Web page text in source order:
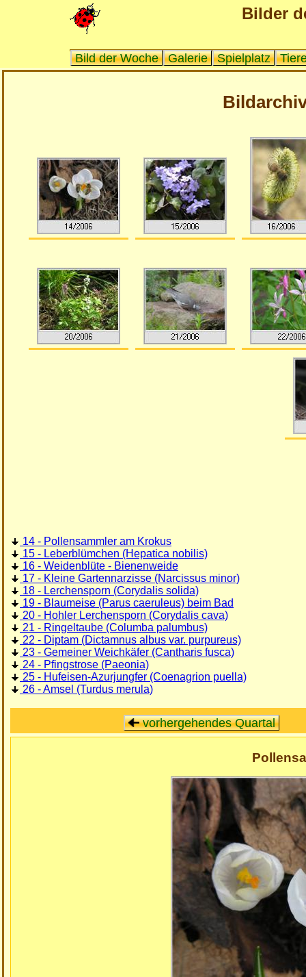
Bilder
Bild der Woche Galerie Spielplatz
14 - Pollensammler am Krokus
15 - Leberblümchen (Hepatica nobilis)
16 - Weidenblüte - Bienenweide
17 - Kleine Gartennarzisse (Narcissus minor)
18 - Lerchensporn (Corydalis solida)
19 - Blaumeise (Parus caeruleus) beim Bad
20 - Hohler Lerchensporn (Corydalis cava)
21 - Ringeltaube (Columba palumbus)
22 - Diptam (Dictamnus albus var. purpureus)
23 - Gemeiner Weichkäfer (Cantharis fusca)
24 - Pfingstrose (Paeonia)
25 - Hufeisen-Azurjungfer (Coenagrion puella)
26 - Amsel (Turdus merula)
vorhergehendes Quartal